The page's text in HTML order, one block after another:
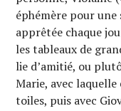
éphémère pour
apprêtée chaque
les tableaux de
lie d’amitié, ou
Marie, avec
toiles, puis avec